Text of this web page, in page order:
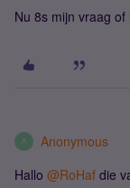
Nu 8s mijn vraag
A Anonymous
Hallo @RoHaf die